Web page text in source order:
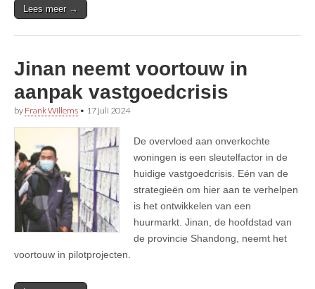
Lees meer →
Jinan neemt voortouw in
aanpak vastgoedcrisis
by Frank Willems • 17 juli 2024
De overvloed aan onverkochte
woningen is een sleutelfactor in de
huidige vastgoedcrisis. Eén van de
strategieën om hier aan te verhelpen
is het ontwikkelen van een
huurmarkt. Jinan, de hoofdstad van
de provincie Shandong, neemt het
voortouw in pilotprojecten.